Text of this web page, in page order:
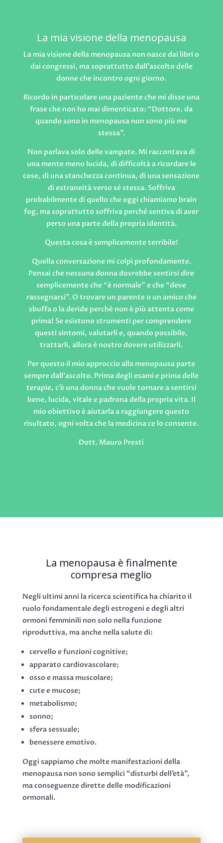
La mia visione della menopausa
La mia visione della menopausa non nasce dai libri o
dai congressi, ma soprattutto dall’ascolto delle
donne che incontro ogni giorno.
Ricordo in particolare una paziente che mi disse una
frase che non ho mai dimenticato: “Dottore, da
quando sono in menopausa non sono più me
stessa”.
Non parlava solo delle vampate. Mi raccontava di
una mente meno lucida, di difficoltà a ricordare le
cose, di una stanchezza continua, di una sensazione
di estraneità verso sé stessa. Soffriva
probabilmente di quello che oggi chiamiamo brain
fog, ma soprattutto soffriva perché sentiva di aver
perso una parte della propria identità.
Questa cosa è semplicemente terribile!
Quella conversazione mi colpì profondamente.
Pensai che nessuna donna dovrebbe sentirsi dire
semplicemente che “è normale” e che “deve
rassegnarsi”. O trovare un parente o un amico che
sbuffa o la deride perchè non è più attenta come
prima! Se esistono strumenti per comprendere
questi sintomi, valutarli e, quando possibile,
trattarli, allora è nostro dovere utilizzarli.
Per questo il mio approccio alla menopausa parte
sempre dall’ascolto. Prima degli esami e prima delle
terapie, c’è una donna che vuole tornare a sentirsi
bene, lucida, vitale e padrona della propria vita. Il
mio obiettivo è aiutarla a raggiungere questo
risultato, ogni volta che la medicina ce lo consente.
Dott. Mauro Presti
La menopausa è finalmente
compresa meglio
Negli ultimi anni la ricerca scientifica ha chiarito il
ruolo fondamentale degli estrogeni e degli altri
ormoni femminili non solo nella funzione
riproduttiva, ma anche nella salute di:
cervello e funzioni cognitive;
apparato cardiovascolare;
osso e massa muscolare;
cute e mucose;
metabolismo;
sonno;
sfera sessuale;
benessere emotivo.
Oggi sappiamo che molte manifestazioni della
menopausa non sono semplici “disturbi dell’età”,
ma conseguenze dirette delle modificazioni
ormonali.